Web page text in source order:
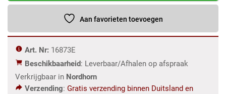
Teakhout
m
aantal
Aan favorieten toevoegen
Art. Nr: 16873E
Beschikbaarheid: Leverbaar/Afhalen op afspraak
Verkrijgbaar in Nordhorn
Verzending: Gratis verzending binnen Duitsland en